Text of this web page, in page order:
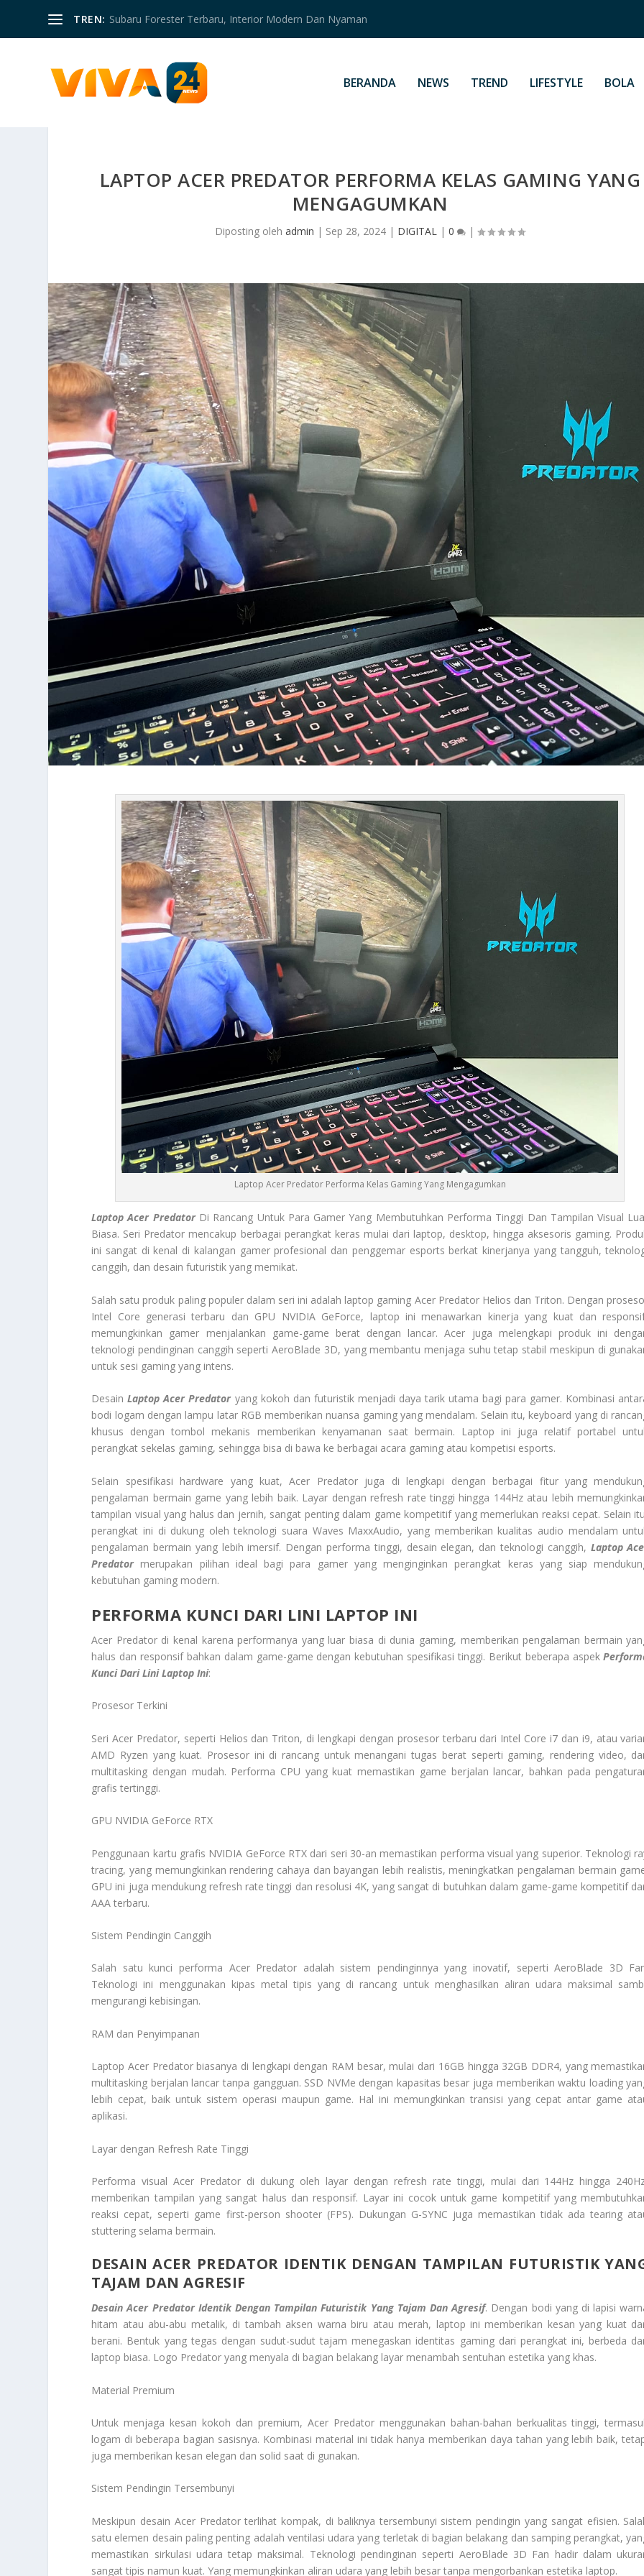
TREN: Subaru Forester Terbaru, Interior Modern Dan Nyaman
BERANDA NEWS TREND LIFESTYLE BOLA
LAPTOP ACER PREDATOR PERFORMA KELAS GAMING YANG
MENGAGUMKAN
Diposting olehadmin | Sep 28, 2024 | DIGITAL |0 |
Laptop Acer Predator Performa Kelas Gaming Yang Mengagumkan
Laptop Acer PredatorDi Rancang Untuk Para Gamer Yang Membutuhkan Performa Tinggi Dan Tampilan Visual
Biasa. Seri Predator mencakup berbagai perangkat keras mulai dari laptop, desktop, hingga aksesoris gaming.
ini sangat di kenal di kalangan gamer profesional dan penggemar esports berkat kinerjanya yang tangguh,
canggih, dan desain futuristik yang memikat.
Salah satu produk paling populer dalam seri ini adalah laptop gaming Acer Predator Helios dan Triton. Dengan
Intel Core generasi terbaru dan GPU NVIDIA GeForce, laptop ini menawarkan kinerja yang kuat dan
memungkinkan gamer menjalankan game-game berat dengan lancar. Acer juga melengkapi produk ini
teknologi pendinginan canggih seperti AeroBlade 3D, yang membantu menjaga suhu tetap stabil meskipun di
untuk sesi gaming yang intens.
DesainLaptop Acer Predatoryang kokoh dan futuristik menjadi daya tarik utama bagi para gamer. Kombinasi
bodi logam dengan lampu latar RGB memberikan nuansa gaming yang mendalam. Selain itu, keyboard yang di
khusus dengan tombol mekanis memberikan kenyamanan saat bermain. Laptop ini juga relatif portabel
perangkat sekelas gaming, sehingga bisa di bawa ke berbagai acara gaming atau kompetisi esports.
Selain spesifikasi hardware yang kuat, Acer Predator juga di lengkapi dengan berbagai fitur yang
pengalaman bermain game yang lebih baik. Layar dengan refresh rate tinggi hingga 144Hz atau lebih
tampilan visual yang halus dan jernih, sangat penting dalam game kompetitif yang memerlukan reaksi cepat. Selain
perangkat ini di dukung oleh teknologi suara Waves MaxxAudio, yang memberikan kualitas audio mendalam
pengalaman bermain yang lebih imersif. Dengan performa tinggi, desain elegan, dan teknologi canggih, Laptop
Predatormerupakan pilihan ideal bagi para gamer yang menginginkan perangkat keras yang siap
kebutuhan gaming modern.
PERFORMA KUNCI DARI LINI LAPTOP INI
Acer Predator di kenal karena performanya yang luar biasa di dunia gaming, memberikan pengalaman bermain
halus dan responsif bahkan dalam game-game dengan kebutuhan spesifikasi tinggi. Berikut beberapa aspek
Kunci Dari LiniLaptop Ini:
Prosesor Terkini
Seri Acer Predator, seperti Helios dan Triton, di lengkapi dengan prosesor terbaru dari Intel Core i7 dan i9, atau
AMD Ryzen yang kuat. Prosesor ini di rancang untuk menangani tugas berat seperti gaming, rendering video,
multitasking dengan mudah. Performa CPU yang kuat memastikan game berjalan lancar, bahkan pada
grafis tertinggi.
GPU NVIDIA GeForce RTX
Penggunaan kartu grafis NVIDIA GeForce RTX dari seri 30-an memastikan performa visual yang superior. Teknologi
tracing, yang memungkinkan rendering cahaya dan bayangan lebih realistis, meningkatkan pengalaman bermain
GPU ini juga mendukung refresh rate tinggi dan resolusi 4K, yang sangat di butuhkan dalam game-game kompetitif
AAA terbaru.
Sistem Pendingin Canggih
Salah satu kunci performa Acer Predator adalah sistem pendinginnya yang inovatif, seperti AeroBlade 3D
Teknologi ini menggunakan kipas metal tipis yang di rancang untuk menghasilkan aliran udara maksimal
mengurangi kebisingan.
RAM dan Penyimpanan
Laptop Acer Predator biasanya di lengkapi dengan RAM besar, mulai dari 16GB hingga 32GB DDR4, yang
multitasking berjalan lancar tanpa gangguan. SSD NVMe dengan kapasitas besar juga memberikan waktu loading
lebih cepat, baik untuk sistem operasi maupun game. Hal ini memungkinkan transisi yang cepat antar game
aplikasi.
Layar dengan Refresh Rate Tinggi
Performa visual Acer Predator di dukung oleh layar dengan refresh rate tinggi, mulai dari 144Hz hingga
memberikan tampilan yang sangat halus dan responsif. Layar ini cocok untuk game kompetitif yang
reaksi cepat, seperti game first-person shooter (FPS). Dukungan G-SYNC juga memastikan tidak ada tearing
stuttering selama bermain.
DESAIN ACER PREDATOR IDENTIK DENGAN TAMPILAN FUTURISTIK
TAJAM DAN AGRESIF
Desain Acer Predator Identik Dengan Tampilan Futuristik Yang Tajam Dan Agresif. Dengan bodi yang di lapisi
hitam atau abu-abu metalik, di tambah aksen warna biru atau merah, laptop ini memberikan kesan yang kuat
berani. Bentuk yang tegas dengan sudut-sudut tajam menegaskan identitas gaming dari perangkat ini, berbeda
laptop biasa. Logo Predator yang menyala di bagian belakang layar menambah sentuhan estetika yang khas.
Material Premium
Untuk menjaga kesan kokoh dan premium, Acer Predator menggunakan bahan-bahan berkualitas tinggi,
logam di beberapa bagian sasisnya. Kombinasi material ini tidak hanya memberikan daya tahan yang lebih baik,
juga memberikan kesan elegan dan solid saat di gunakan.
Sistem Pendingin Tersembunyi
Meskipun desain Acer Predator terlihat kompak, di baliknya tersembunyi sistem pendingin yang sangat efisien.
satu elemen desain paling penting adalah ventilasi udara yang terletak di bagian belakang dan samping perangkat,
memastikan sirkulasi udara tetap maksimal. Teknologi pendinginan seperti AeroBlade 3D Fan hadir dalam
sangat tipis namun kuat. Yang memungkinkan aliran udara yang lebih besar tanpa mengorbankan estetika laptop.